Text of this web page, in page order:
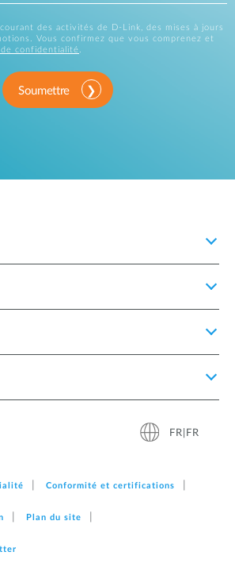
des activités de D-Link, des mises à jours
Vous confirmez que vous comprenez et
de confidentialité.
Soumettre
FR|FR
Conformité et certifications
Plan du site